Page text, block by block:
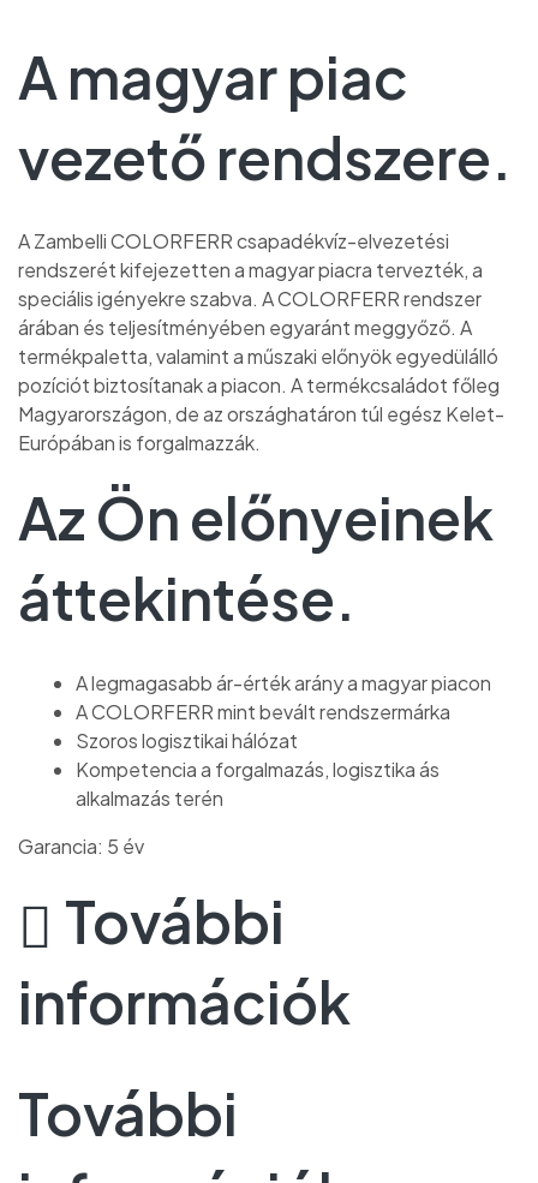
A magyar piac
vezető rendszere.
A Zambelli COLORFERR csapadékvíz-elvezetési
rendszerét kifejezetten a magyar piacra tervezték, a
speciális igényekre szabva. A COLORFERR rendszer
árában és teljesítményében egyaránt meggyőző. A
termékpaletta, valamint a műszaki előnyök egyedülálló
pozíciót biztosítanak a piacon. A termékcsaládot főleg
Magyarországon, de az országhatáron túl egész Kelet-
Európában is forgalmazzák.
Az Ön előnyeinek
áttekintése.
A legmagasabb ár-érték arány a magyar piacon
A COLORFERR mint bevált rendszermárka
Szoros logisztikai hálózat
Kompetencia a forgalmazás, logisztika ás
alkalmazás terén
Garancia: 5 év
További
információk
További